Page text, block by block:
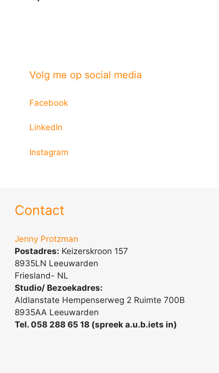
Volg me op social media
Facebook
LinkedIn
Instagram
Contact
Jenny Protzman
Postadres: Keizerskroon 157
8935LN Leeuwarden
Friesland- NL
Studio/ Bezoekadres:
Aldlanstate Hempenserweg 2 Ruimte 700B
8935AA Leeuwarden
Tel. 058 288 65 18 (spreek a.u.b.iets in)